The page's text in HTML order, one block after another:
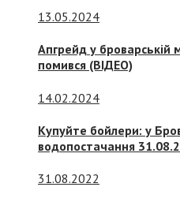
13.05.2024
Апгрейд у броварській
помився (ВІДЕО)
14.02.2024
Купуйте бойлери: у
водопостачання
31.08.2022